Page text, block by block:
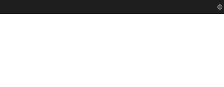
©